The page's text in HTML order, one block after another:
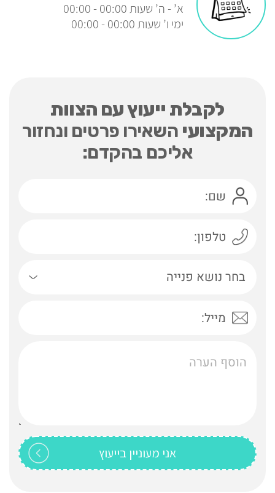
א’ - ה’ שעות 00:00 - 00:00
ימי ו’ שעות 00:00 - 00:00
לקבלת ייעוץ עם הצוות
המקצועי השאירו פרטים ונחזור
אליכם בהקדם: